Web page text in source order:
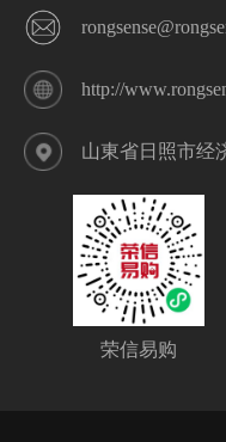
http://
山東省日照市经
荣信易购